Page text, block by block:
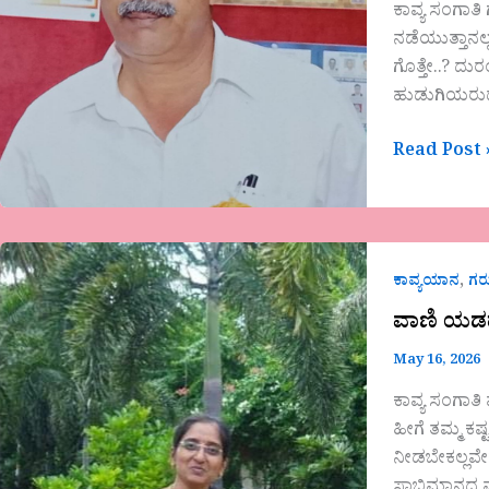
ಕಾವ್ಯ
ಗೊತ್ತೇ..?
Read Post
ಕಾವ್ಯಯಾನ,
ವಾಣಿ
May 16, 2026
ಕಾವ್ಯ
ಹೀಗೆ ತಮ್ಮ
ಯಡಹಳ್ಳಿಮಠ
ಅವರ